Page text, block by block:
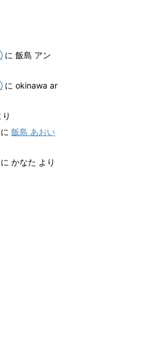
に 飯島 アン
に okinawa ar
り
に 飯島 あおい
に かなた より